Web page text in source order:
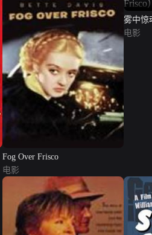
Fog Over Frisco
电影
雾中惊
电影